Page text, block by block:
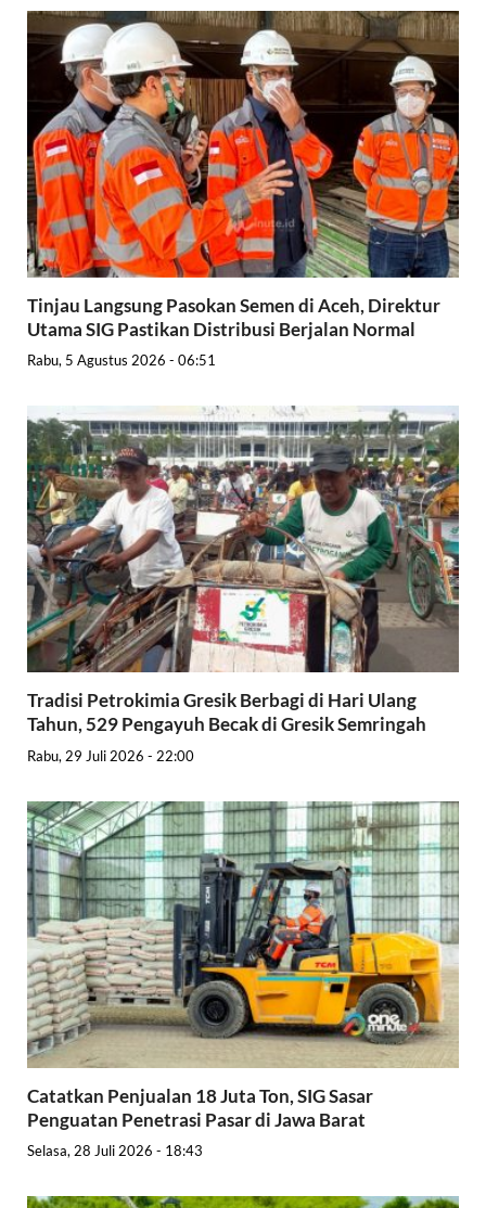
Tinjau Langsung Pasokan Semen di Aceh, Direktur
Utama SIG Pastikan Distribusi Berjalan Normal
Rabu, 5 Agustus 2026 - 06:51
Tradisi Petrokimia Gresik Berbagi di Hari Ulang
Tahun, 529 Pengayuh Becak di Gresik Semringah
Rabu, 29 Juli 2026 - 22:00
Catatkan Penjualan 18 Juta Ton, SIG Sasar
Penguatan Penetrasi Pasar di Jawa Barat
Selasa, 28 Juli 2026 - 18:43